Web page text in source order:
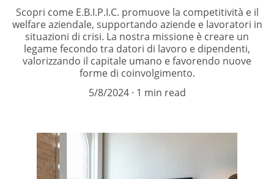
Scopri come E.B.I.P.I.C. promuove la competitività e il
welfare aziendale, supportando aziende e lavoratori in
situazioni di crisi. La nostra missione è creare un
legame fecondo tra datori di lavoro e dipendenti,
valorizzando il capitale umano e favorendo nuove
forme di coinvolgimento.
5/8/2024
1 min read